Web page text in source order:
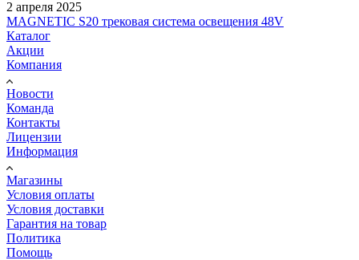
2 апреля 2025
MAGNETIC S20 трековая система освещения 48V
Каталог
Акции
Компания
Новости
Команда
Контакты
Лицензии
Информация
Магазины
Условия оплаты
Условия доставки
Гарантия на товар
Политика
Помощь